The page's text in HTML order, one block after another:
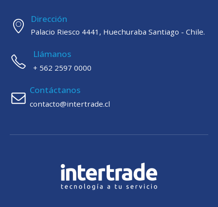
Dirección
Palacio Riesco 4441, Huechuraba Santiago - Chile.
Llámanos
+ 562 2597 0000
Contáctanos
contacto@intertrade.cl